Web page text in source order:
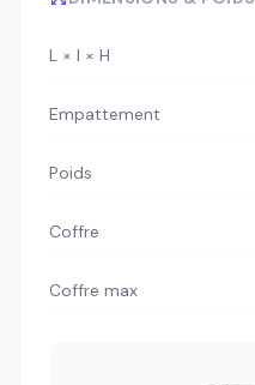
L × l × H
Empattement
Poids
Coffre
Coffre max